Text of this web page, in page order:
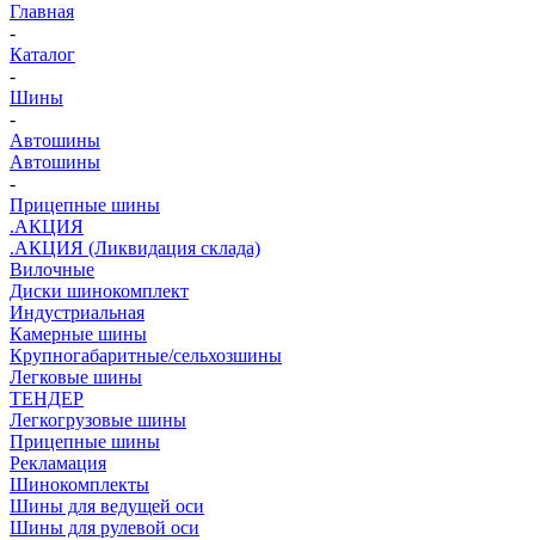
Главная
-
Каталог
-
Шины
-
Автошины
Автошины
-
Прицепные шины
.АКЦИЯ
.АКЦИЯ (Ликвидация склада)
Вилочные
Диски шинокомплект
Индустриальная
Камерные шины
Крупногабаритные/сельхозшины
Легковые шины
ТЕНДЕР
Легкогрузовые шины
Прицепные шины
Рекламация
Шинокомплекты
Шины для ведущей оси
Шины для рулевой оси